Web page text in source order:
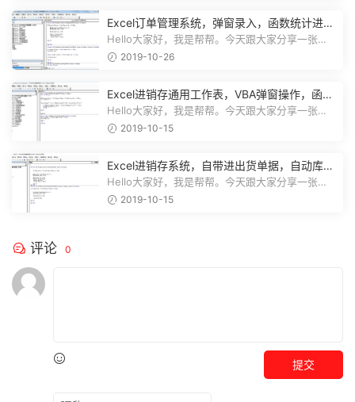
Excel订单管理系统，弹窗录入，函数统计进
度，收款查询一键操作
Hello大家好，我是帮帮。今天跟大家分享一张
Excel订单管理系统，弹窗录入，函数...
2019-10-26
Excel进销存通用工作表，VBA弹窗操作，函数
库存，一键查询不劳心
Hello大家好，我是帮帮。今天跟大家分享一张
Excel进销存通用工作表，VBA弹窗操作...
2019-10-15
Excel进销存系统，自带进出货单据，自动库
存，弹窗图表不加班
Hello大家好，我是帮帮。今天跟大家分享一张
Excel进销存系统，自带进出货单据打...
2019-10-15
评论 0
提交